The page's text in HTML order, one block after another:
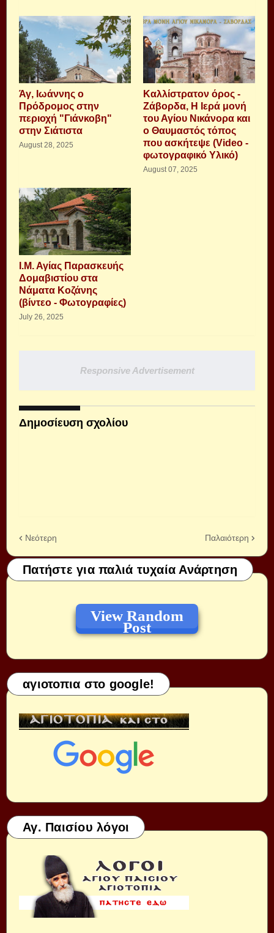
Άγ, Ιωάννης ο
Πρόδρομος στην
περιοχή "Γιάνκοβη"
στην Σιάτιστα
August 28, 2025
Καλλίστρατον όρος -
Ζάβορδα, Η Ιερά μονή
του Αγίου Νικάνορα και
ο Θαυμαστός τόπος
που ασκήτεψε (Video -
φωτογραφικό Υλικό)
August 07, 2025
Ι.Μ. Αγίας Παρασκευής
Δομαβιστίου στα
Νάματα Κοζάνης
(βίντεο - Φωτογραφίες)
July 26, 2025
Responsive Advertisement
Δημοσίευση σχολίου
Νεότερη Παλαιότερη
Πατήστε για παλιά τυχαία Ανάρτηση
View Random
Post
αγιοτοπια στο google!
Αγ. Παισίου λόγοι